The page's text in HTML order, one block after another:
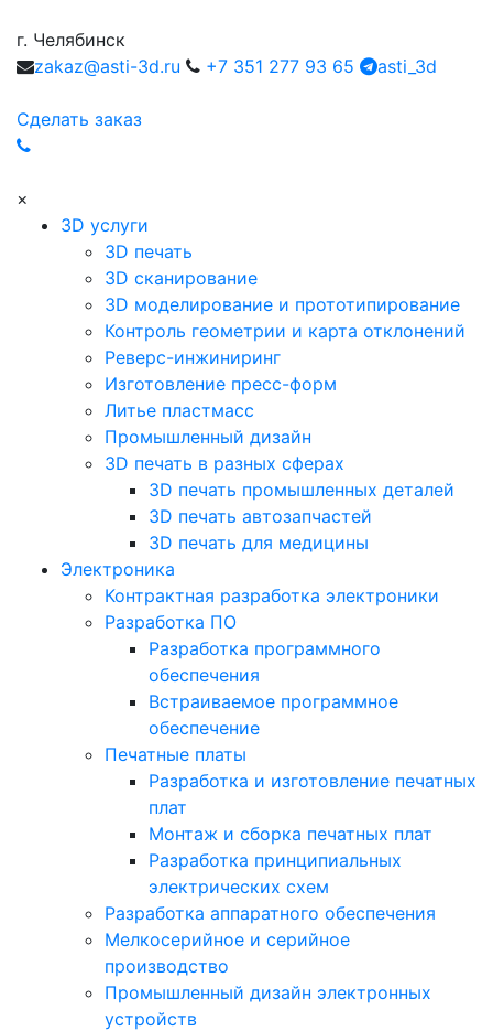
г. Челябинск
zakaz@asti-3d.ru
+7 351 277 93 65 asti_3d
Сделать заказ
×
3D услуги
3D печать
3D сканирование
3D моделирование и прототипирование
Контроль геометрии и карта отклонений
Реверс-инжиниринг
Изготовление пресс-форм
Литье пластмасс
Промышленный дизайн
3D печать в разных сферах
3D печать промышленных деталей
3D печать автозапчастей
3D печать для медицины
Электроника
Контрактная разработка электроники
Разработка ПО
Разработка программного
обеспечения
Встраиваемое программное
обеспечение
Печатные платы
Разработка и изготовление печатных
плат
Монтаж и сборка печатных плат
Разработка принципиальных
электрических схем
Разработка аппаратного обеспечения
Мелкосерийное и серийное
производство
Промышленный дизайн электронных
устройств